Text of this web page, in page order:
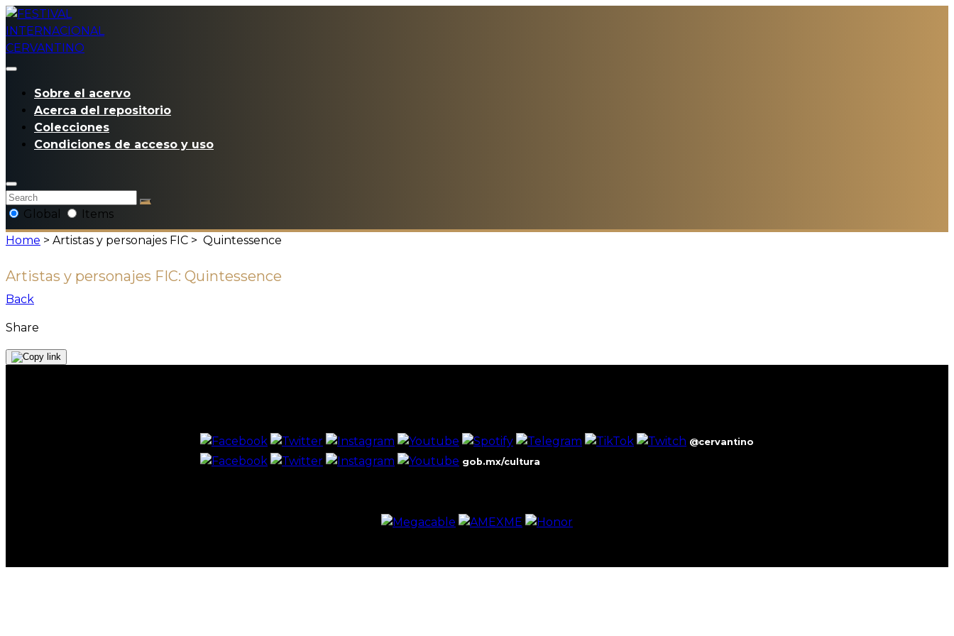
Sobre el acervo
Acerca del repositorio
Colecciones
Condiciones de acceso y uso
Global
Items
Home > Artistas y personajes FIC > Quintessence
Artistas y personajes FIC: Quintessence
Back
Share
@cervantino
gob.mx/cultura